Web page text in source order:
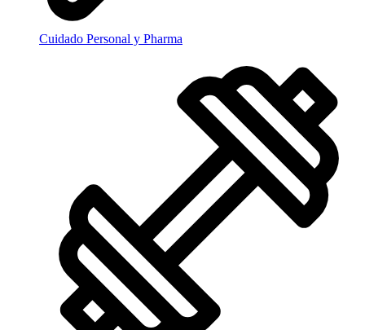
Cuidado Personal y Pharma